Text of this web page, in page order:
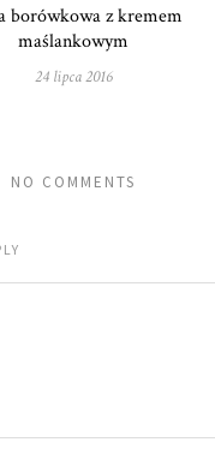
borówkowa z kremem
maślankowym
24 lipca 2016
NO COMMENTS